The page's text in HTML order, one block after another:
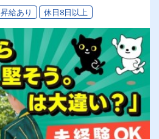
昇給あり 休日8日以上